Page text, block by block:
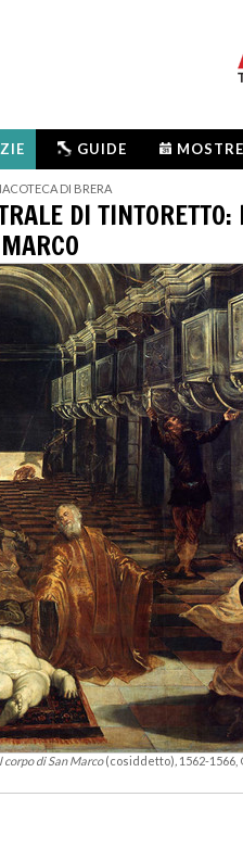
GUIDE MOSTRE
DI BRERA
DI
di San Marco(cosiddetto), 1562-1566,